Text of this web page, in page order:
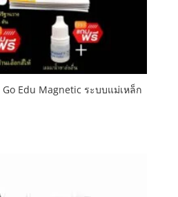
Edu Magnetic ระบบแม่เหล็ก